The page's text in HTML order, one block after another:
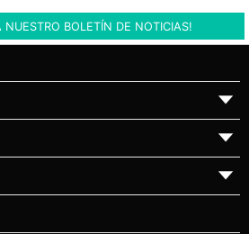
NUESTRO BOLETÍN DE NOTICIAS!
▼
▼
▼